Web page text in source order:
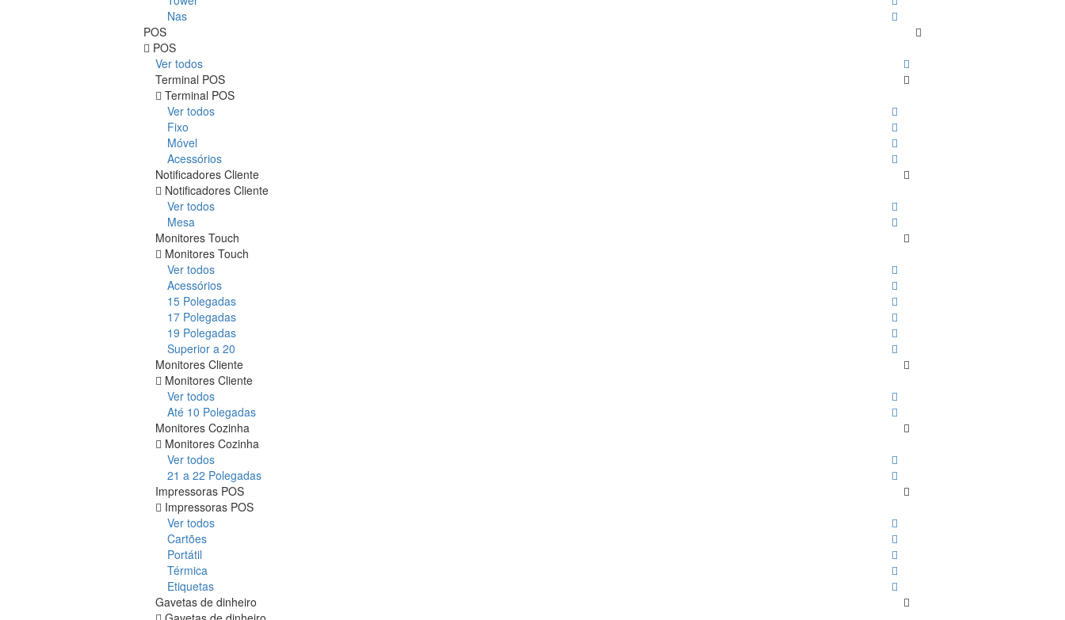
Nas
POS
POS
Ver todos
Terminal POS
Terminal POS
Ver todos
Fixo
Móvel
Acessórios
Notificadores Cliente
Notificadores Cliente
Ver todos
Mesa
Monitores Touch
Monitores Touch
Ver todos
Acessórios
15 Polegadas
17 Polegadas
19 Polegadas
Superior a 20
Monitores Cliente
Monitores Cliente
Ver todos
Até 10 Polegadas
Monitores Cozinha
Monitores Cozinha
Ver todos
21 a 22 Polegadas
Impressoras POS
Impressoras POS
Ver todos
Cartões
Portátil
Térmica
Etiquetas
Gavetas de dinheiro